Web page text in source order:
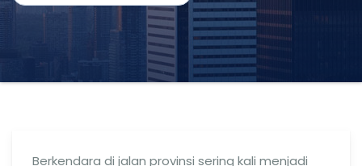
Berkendara di jalan provinsi sering kali menjadi